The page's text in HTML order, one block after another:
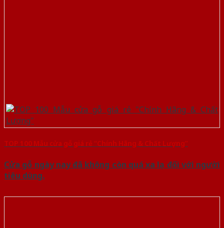
TOP 100 Mẫu cửa gỗ giá rẻ “Chính Hãng & Chất Lượng”
Cửa gỗ ngày nay đã không còn quá xa lạ đối với người
tiêu dùng.